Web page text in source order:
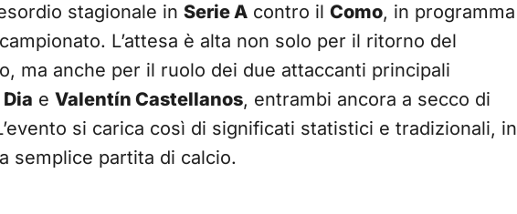
stagionale in Serie A contro il Como, in programma
L’attesa è alta non solo per il ritorno del
ma anche per il ruolo dei due attaccanti principali
e Valentín Castellanos, entrambi ancora a secco di
si carica così di significati statistici e tradizionali, in
semplice partita di calcio.